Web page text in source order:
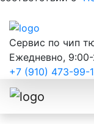
Сервис по чип
Ежедневно, 9:00-
+7 (910) 473-99-